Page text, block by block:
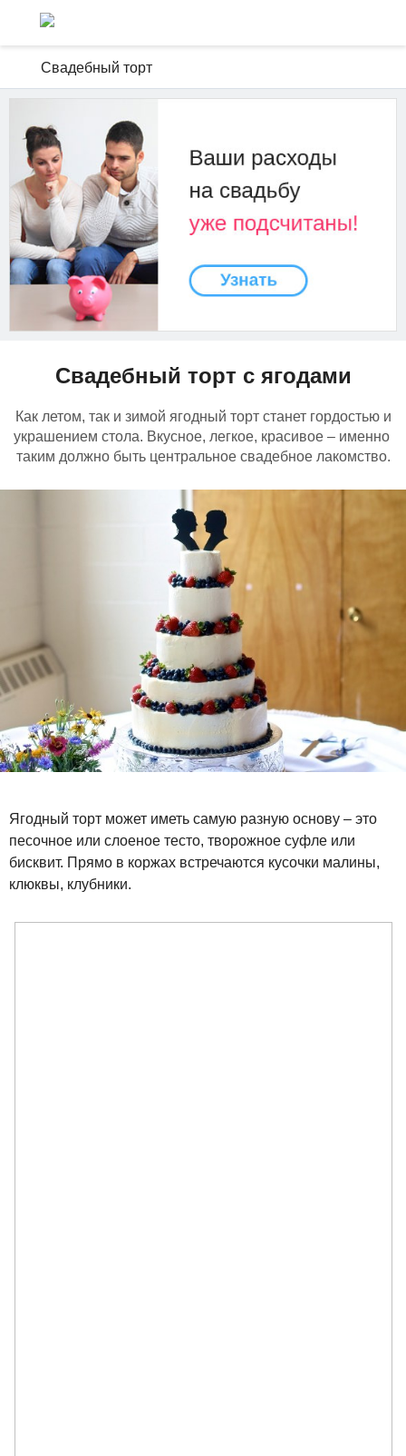
Свадебный торт
Свадебный торт с ягодами
Как летом, так и зимой ягодный торт станет гордостью и
украшением стола. Вкусное, легкое, красивое – именно
таким должно быть центральное свадебное лакомство.
Ягодный торт может иметь самую разную основу – это
песочное или слоеное тесто, творожное суфле или
бисквит. Прямо в коржах встречаются кусочки малины,
клюквы, клубники.